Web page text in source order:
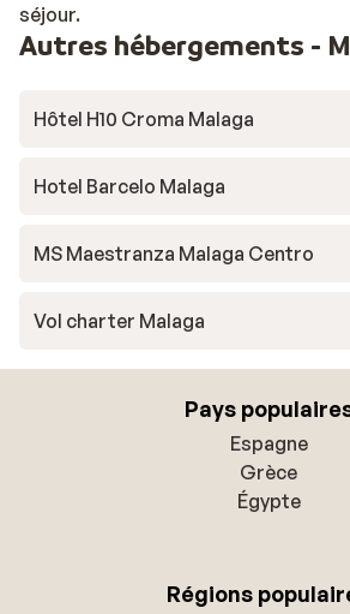
séjour.
Autres hébergements -
Hôtel H10 Croma Malaga
Hotel Barcelo Malaga
MS Maestranza Malaga Centro
Vol charter Malaga
Pays
Espagne
Grèce
Égypte
Régions